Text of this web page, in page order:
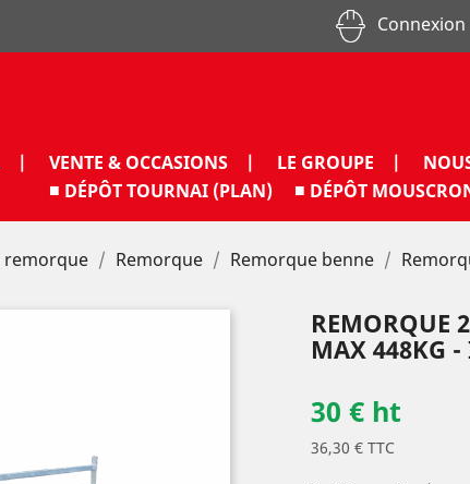
Connexion
| VENTE & OCCASIONS | LE GROUPE |
■ DÉPÔT TOURNAI (PLAN)
■ DÉPÔT
remorque Remorque Remorque benne
REMORQUE
MAX 448KG
30 € ht
36,30 € TTC